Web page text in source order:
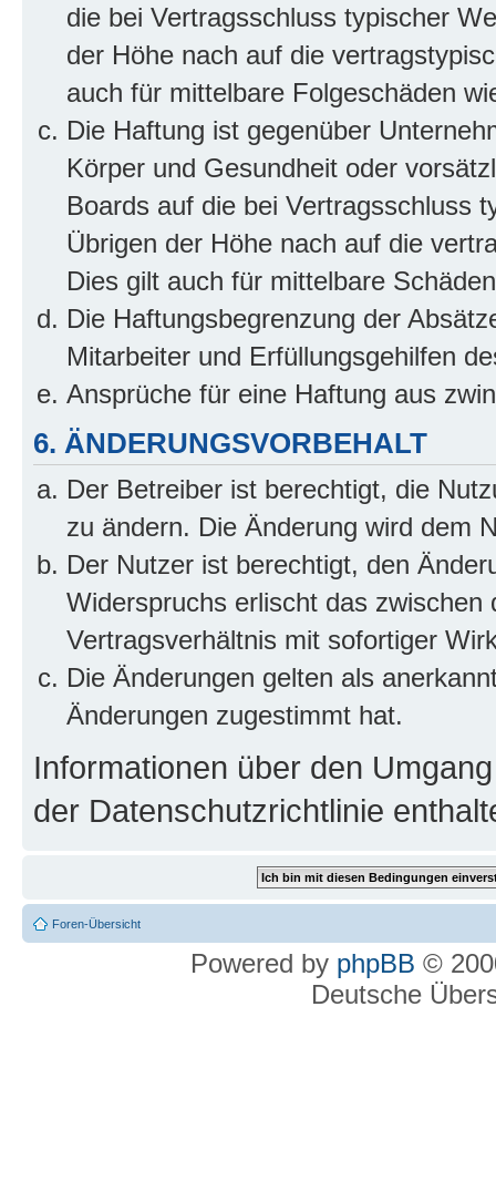
die bei Vertragsschluss typischer
der Höhe nach auf die
auch für mittelbare Folgeschäden
Die Haftung ist gegenüber
Körper und Gesundheit oder
Boards auf die bei Vertragsschluss
Übrigen der Höhe nach auf die
Dies gilt auch für mittelbare
Die Haftungsbegrenzung der
Mitarbeiter und Erfüllungsgehilfen
Ansprüche für eine Haftung aus
6. ÄNDERUNGSVORBEHALT
Der Betreiber ist berechtigt, die
zu ändern. Die Änderung wird dem
Der Nutzer ist berechtigt, den
Widerspruchs erlischt das
Vertragsverhältnis mit sofortiger
Die Änderungen gelten als
Änderungen zugestimmt hat.
Informationen über den
der Datenschutzrichtlinie
Foren-Übersicht
Powered by phpBB ©
Deutsche